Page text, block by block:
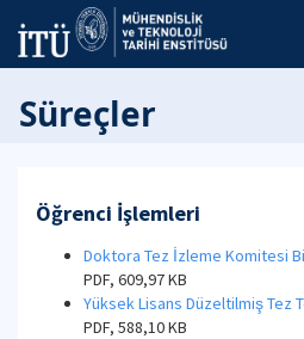
Süreçler
Öğrenci İşlemleri
Doktora Tez İzleme Komitesi
PDF, 609,97 KB
Yüksek Lisans Düzeltilmiş Tez
PDF, 588,10 KB